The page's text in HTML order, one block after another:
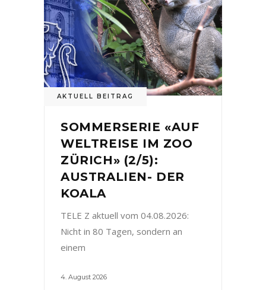
AKTUELL BEITRAG
SOMMERSERIE «AUF
WELTREISE IM ZOO
ZÜRICH» (2/5):
AUSTRALIEN- DER
KOALA
TELE Z aktuell vom 04.08.2026:
Nicht in 80 Tagen, sondern an
einem
4. August 2026